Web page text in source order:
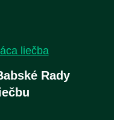
liečba
Rady